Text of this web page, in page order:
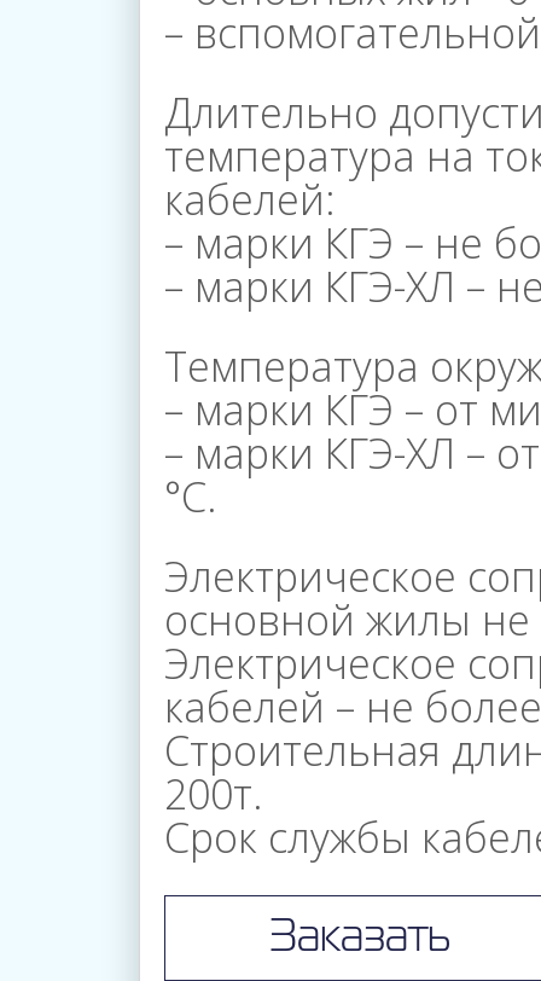
Контакты
–
Длительно
температура на
кабелей:
– марки КГЭ – не
– марки КГЭ-ХЛ –
Температура
– марки КГЭ – от
– марки КГЭ-ХЛ –
°С.
Электрическое
основной жилы
Электрическое
кабелей – не
Строительная
200т.
Срок службы
Заказать